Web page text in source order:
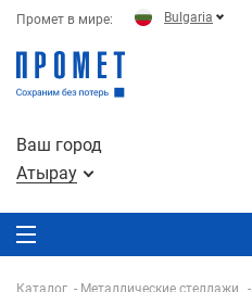
Промет в мире: Bulgaria
Ваш город
Атырау
Каталог
Металлические стеллажи